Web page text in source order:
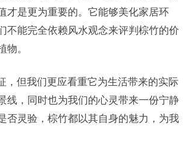
才是更为重要的。它能够美化家居环
不能完全依赖风水观念来评判棕竹的价
物。
，但我们更应看重它为生活带来的实际
线，同时也为我们的心灵带来一份宁静
否灵验，棕竹都以其自身的魅力，为我